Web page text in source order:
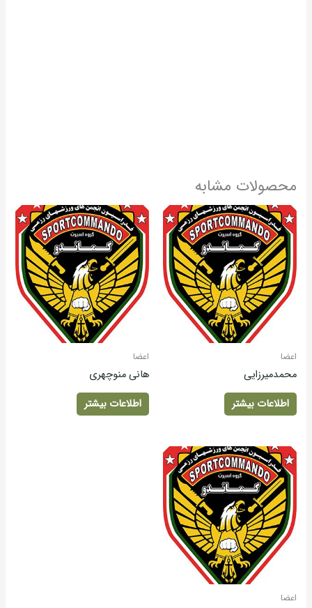
محصولات مشابه
اعضا
محمدمیرزایی
اطلاعات بیشتر
اعضا
هانی منوچهری
اطلاعات بیشتر
اعضا